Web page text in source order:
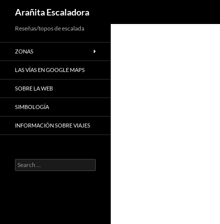
to
content
Arañita Escaladora
Reseñas/topos de escalada
ZONAS
LAS VÍAS EN GOOGLE MAPS
SOBRE LA WEB
SIMBOLOGÍA
INFORMACIÓN SOBRE VIAJES
Search
for: